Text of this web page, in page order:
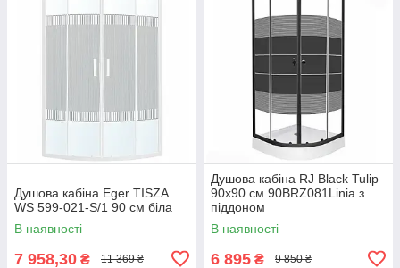
Душова кабіна Eger TISZA
WS 599-021-S/1 90 см біла
В наявності
7 958,30 ₴ 11 369 ₴
Душова кабіна RJ Black Tulip
90x90 см 90ВRZ081Linia з
піддоном
В наявності
6 895 ₴ 9 850 ₴